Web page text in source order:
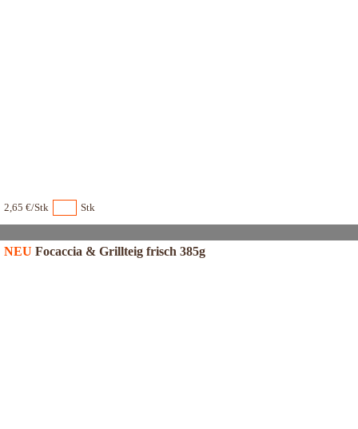
2,65 €/Stk Stk
NEU Focaccia & Grillteig frisch 385g